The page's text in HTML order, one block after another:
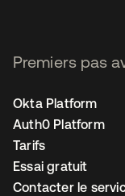
Premiers pas
Okta Platform
Auth0 Platform
Tarifs
Essai gratuit
Contacter le